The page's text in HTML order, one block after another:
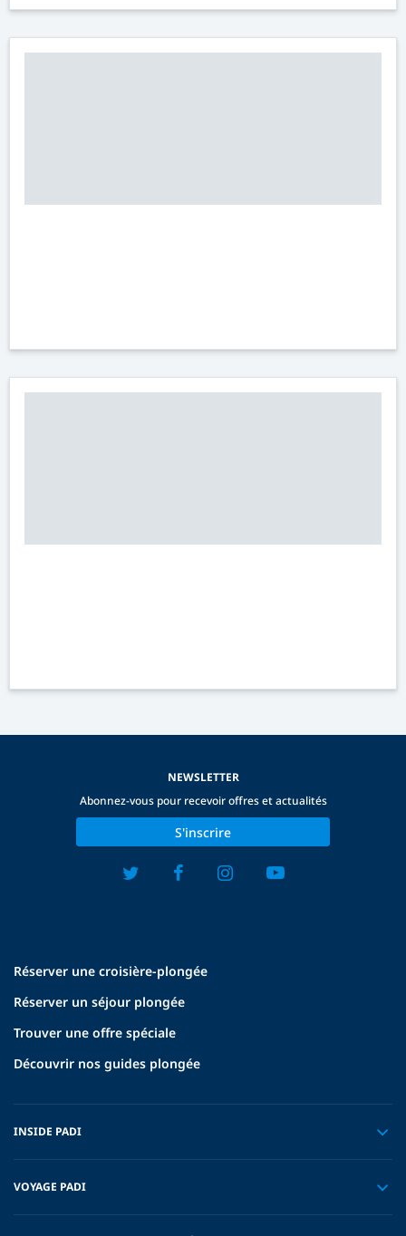
Réserver une croisière-plongée
Réserver un séjour plongée
Trouver une offre spéciale
Découvrir nos guides plongée
INSIDE PADI
VOYAGE PADI
NEWSLETTER
Abonnez-vous pour recevoir offres et actualités
S'inscrire